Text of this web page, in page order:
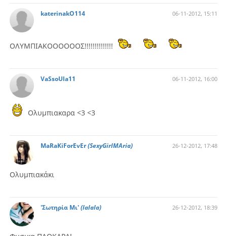
katerinakO114 06-11-2012, 15:11
ΟΛΥΜΠΙΑΚΟΟΟΟΟΟΣ!!!!!!!!!!!!!!
VaSsoUla11 06-11-2012, 16:00
Ολυμπιακαρα <3 <3
MaRaKiForEvEr(SexyGirlMAria) 26-12-2012, 17:48
Ολυμπιακάκι
'Σωτηρία Mι'(lalala) 26-12-2012, 18:39